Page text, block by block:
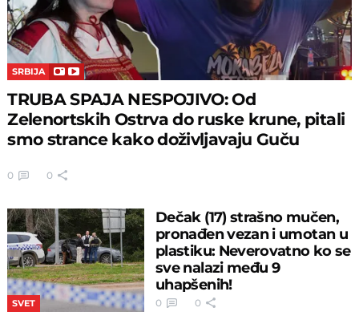
SRBIJA
TRUBA SPAJA NESPOJIVO: Od
Zelenortskih Ostrva do ruske krune, pitali
smo strance kako doživljavaju Guču
0 0
SVET
Dečak (17) strašno mučen,
pronađen vezan i umotan u
plastiku: Neverovatno ko se
sve nalazi među 9
uhapšenih!
0 0